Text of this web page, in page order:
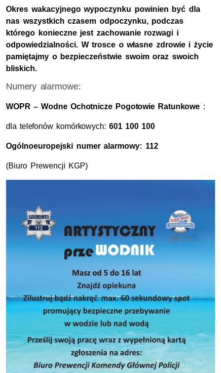
Okres wakacyjnego wypoczynku powinien być dla
nas wszystkich czasem odpoczynku, podczas
którego konieczne jest zachowanie rozwagi i
odpowiedzialności. W trosce o własne zdrowie i życie
pamiętajmy o bezpieczeństwie swoim oraz swoich
bliskich.
Numery alarmowe:
WOPR – Wodne Ochotnicze Pogotowie Ratunkowe :
dla telefonów komórkowych:601 100 100
Ogólnoeuropejski numer alarmowy: 112
(Biuro Prewencji KGP)